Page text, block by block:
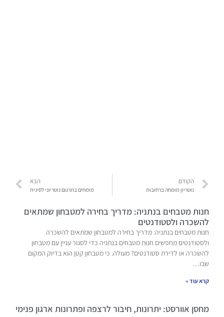
הקודם
נוטריון מומחה ברחובות
הבא
מומחים בתרגום נוטריוני לסינית
חנות מטבחים בנתניה: מדריך בחירה למטבחון שמתאים
להשכרה ולסטודנטים
חנות מטבחים בנתניה: מדריך בחירה למטבחון שמתאים להשכרה
ולסטודנטים מחפשים חנות מטבחים בנתניה כדי לסגור עניין עם מטבחון
להשכרה או לדירת סטודנטים? מעולה. כי מטבחון קטן הוא בדיוק המקום
שבו…
קרא עוד »
מחסן אוורסט: יתרונות, חיבור לרצפה ופתרונות ארגון פנימי